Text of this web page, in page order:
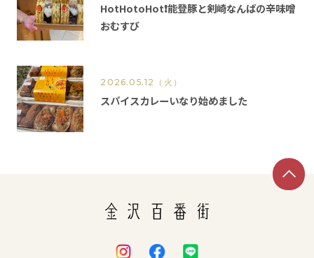
HotHotoHot❗️能登豚と剣崎なんばの辛味噌
おむすび
2026.05.12 （火）
スパイスカレーいなり始めました